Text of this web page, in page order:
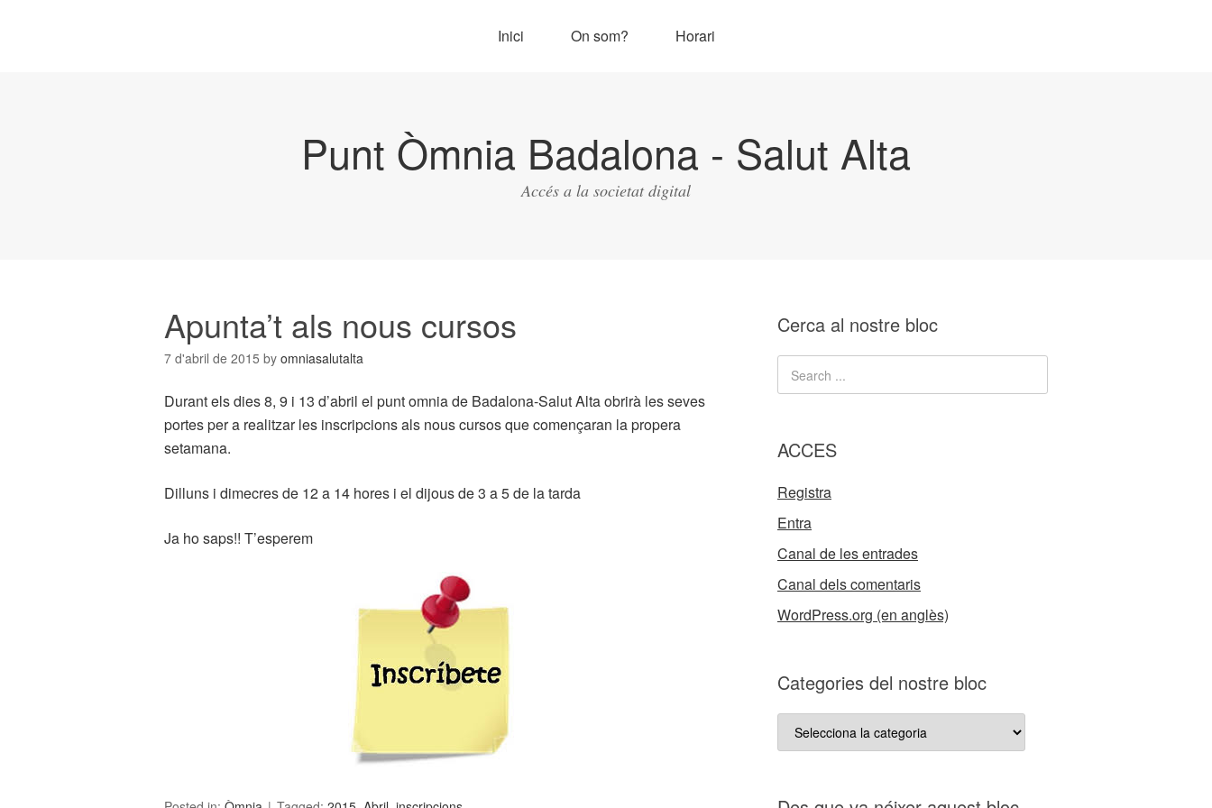
Inici On som? Horari
Punt Òmnia Badalona - Salut Alta
Accés a la societat digital
Apunta’t als nous cursos
7 d'abril de 2015 by omniasalutalta
Durant els dies 8, 9 i 13 d’abril el punt omnia de Badalona-Salut Alta obrirà les seves
portes per a realitzar les inscripcions als nous cursos que començaran la propera
setamana.
Dilluns i dimecres de 12 a 14 hores i el dijous de 3 a 5 de la tarda
Ja ho saps!! T’esperem
Cerca al nostre bloc
ACCES
Registra
Entra
Canal de les entrades
Canal dels comentaris
WordPress.org (en anglès)
Categories del nostre bloc
Categories
del